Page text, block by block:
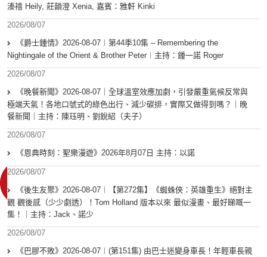
溱禧 Heily, 莊韻澄 Xenia, 嘉賓：雅軒 Kinki
2026/08/07
《爵士鍾情》2026-08-07︱第44季10集 – Remembering the
Nightingale of the Orient & Brother Peter︱主持：鍾一諾 Roger
2026/08/07
《晚餐新聞》2026-08-07｜全球溫室效應加劇，引發嚴重氣候反常與
極端天氣！各地口號式的綠色出行、減少碳排，實際又做得到嗎？｜晚
餐新聞｜主持：陳珏明、劉銳紹（夫子）
2026/08/07
《恩典時刻：聖樂漫遊》2026年8月07日 主持：以諾
2026/08/07
《後生友聚》2026-08-07︱【第272集】《蜘蛛俠：英雄重生》絕對主
觀 觀後感（少少劇透）！Tom Holland 版本以來 最似漫畫、最好睇嘅一
集！｜主持：Jack、諾少
2026/08/07
《巴膠不敗》2026-08-07︱(第151集) 由巴士迷變身車長！年輕車長親